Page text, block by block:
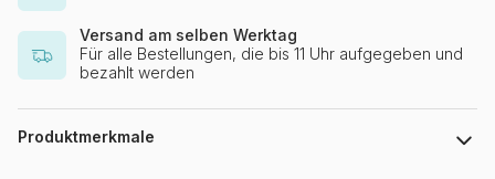
Versand am selben Werktag
Für alle Bestellungen, die bis 11 Uhr aufgegeben und
bezahlt werden
Produktmerkmale